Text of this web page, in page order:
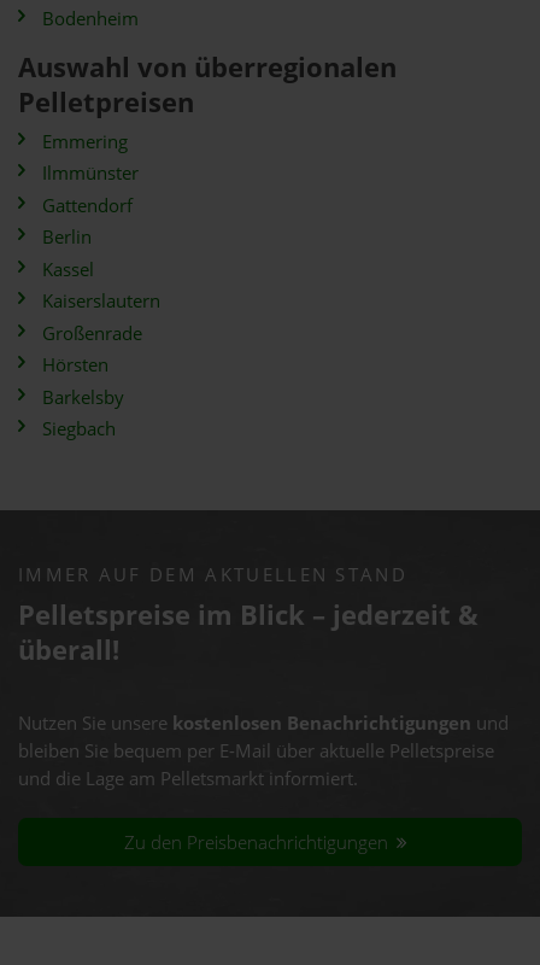
Bodenheim
Auswahl von überregionalen
Pelletpreisen
Emmering
Ilmmünster
Gattendorf
Berlin
Kassel
Kaiserslautern
Großenrade
Hörsten
Barkelsby
Siegbach
IMMER AUF DEM AKTUELLEN STAND
Pelletspreise im Blick – jederzeit &
überall!
Nutzen Sie unsere kostenlosen Benachrichtigungen und
bleiben Sie bequem per E-Mail über aktuelle Pelletspreise
und die Lage am Pelletsmarkt informiert.
Zu den Preisbenachrichtigungen